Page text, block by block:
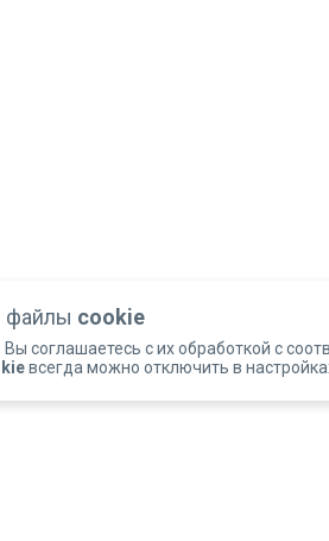
файлы cookie
соглашаетесь с их обработкой с
всегда можно отключить в